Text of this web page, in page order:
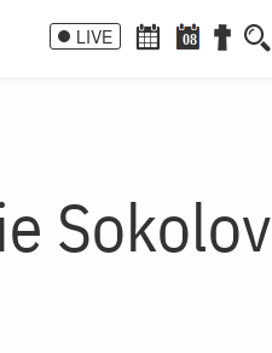
LIVE 08
Sokolov